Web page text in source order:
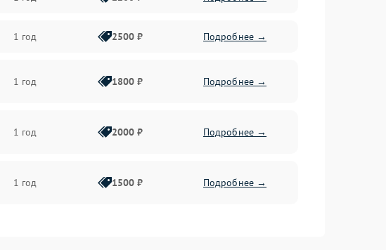
1 год 2500 ₽ Подробнее →
1 год 1800 ₽ Подробнее →
1 год 2000 ₽ Подробнее →
1 год 1500 ₽ Подробнее →